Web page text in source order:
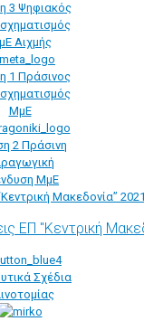
3 Ψηφιακός
Αιχμής
1 Πράσινος
ΜμΕ
2 Πράσινη
ΜμΕ
Μακεδονία”
ΕΠ "Κεντρική
Σχέδια